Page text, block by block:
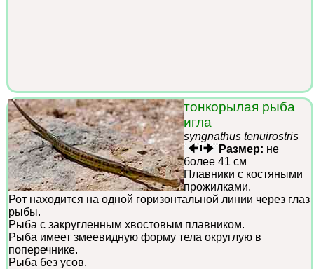
тонкорылая рыба
игла
syngnathus tenuirostris
Размер: не
более 41 см
Плавники с костяными
прожилками.
Рот находится на одной горизонтальной линии через глаз
рыбы.
Рыба с закругленным хвостовым плавником.
Рыба имеет змеевидную форму тела округлую в
поперечнике.
Рыба без усов.